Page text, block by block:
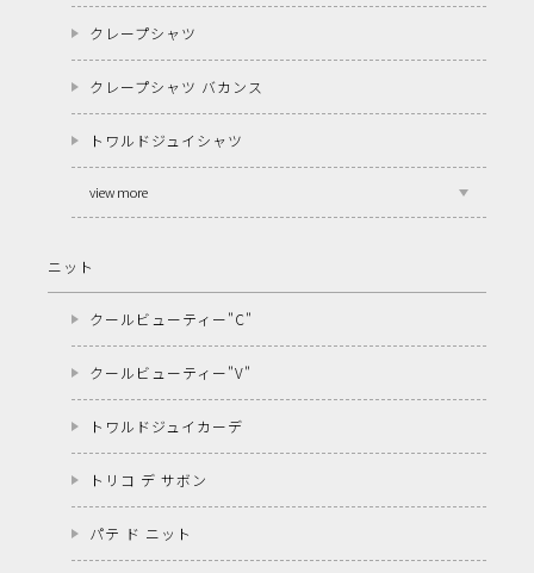
クレープシャツ
クレープシャツ バカンス
トワルドジュイシャツ
view more
ニット
クールビューティー"C"
クールビューティー"V"
トワルドジュイカーデ
トリコ デ サボン
パテ ド ニット